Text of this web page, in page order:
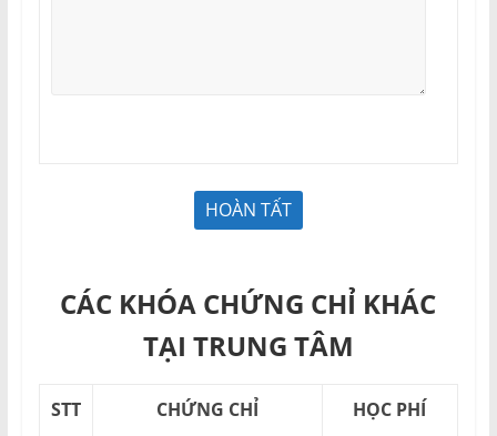
CÁC KHÓA CHỨNG CHỈ KHÁC
TẠI TRUNG TÂM
STT CHỨNG CHỈ HỌC PHÍ